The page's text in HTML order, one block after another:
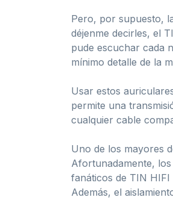
Pero, por supuesto,
déjenme decirles, el
pude escuchar cada
mínimo detalle de la
Usar estos
permite una
cualquier cable
Uno de los mayores
Afortunadamente,
fanáticos de TIN
Además, el